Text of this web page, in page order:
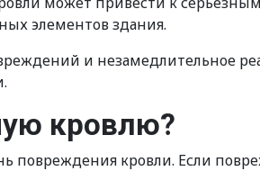
элементов здания.
и незамедлительное
кровлю?
повреждения кровли. Если